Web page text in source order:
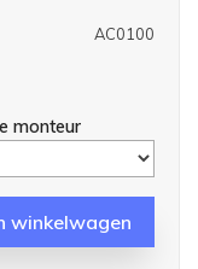
AC0100
monteur
winkelwagen